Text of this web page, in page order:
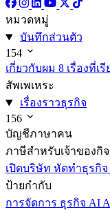
หมวดหมู่
บันทึกส่วนตัว
154
เกี่ยวกับผม 8 เรื่องที่เ
สัพเพเหระ
เรื่องราวธุรกิจ
156
บัญชีภาษาคน
ภาษีสำหรับเจ้าของกิ
เปิดบริษัท หัดทำธุรกิจ
ป้ายกำกับ
การจัดการ ธุรกิจ AI